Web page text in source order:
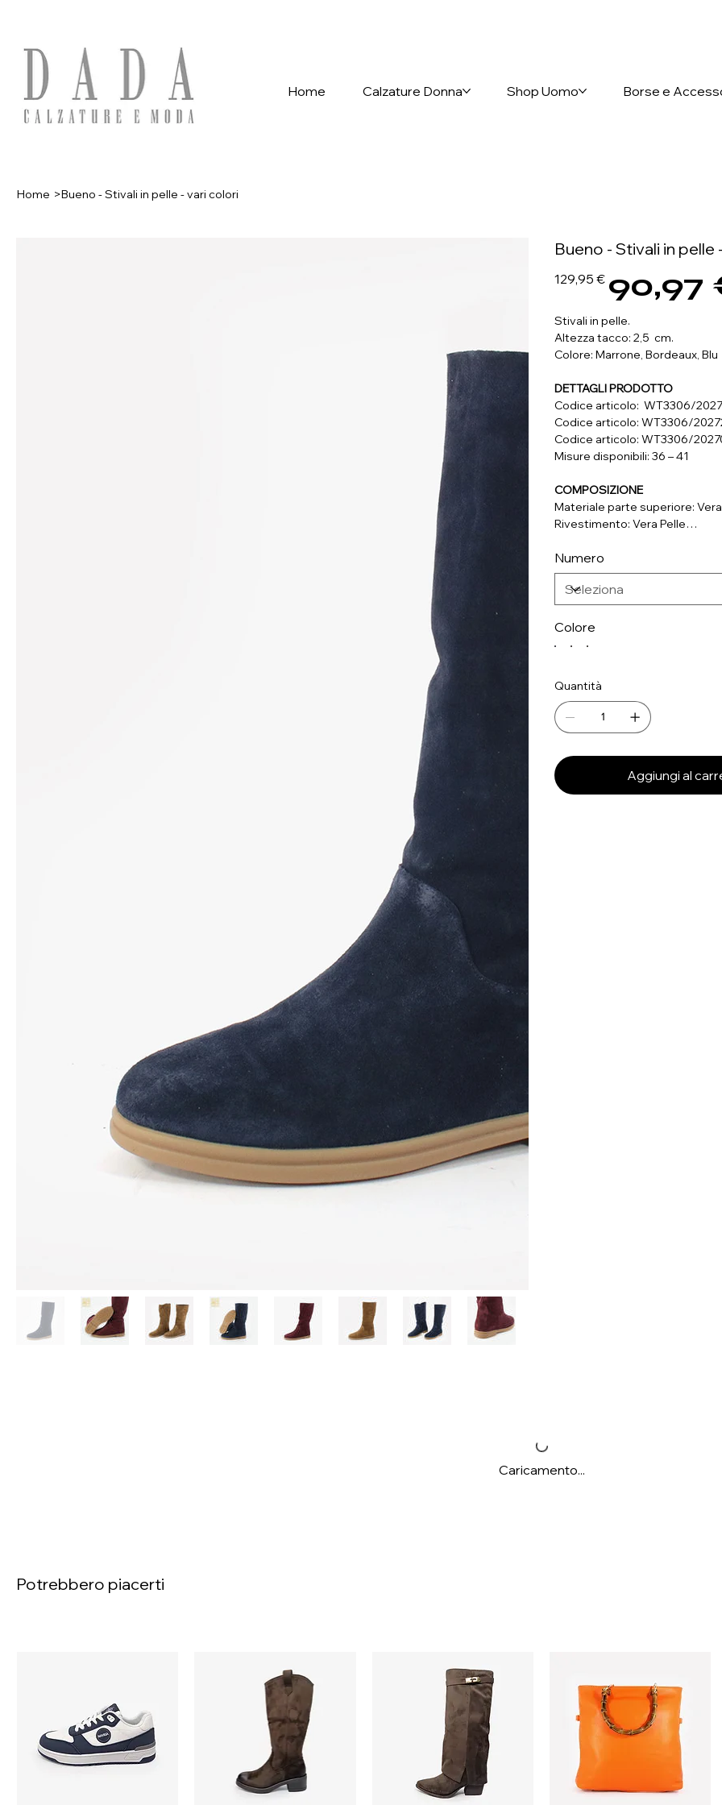
Home Calzature Donna Shop Uomo Borse e
Home >Bueno - Stivali in pelle - vari colori
Bueno - Stivali in pelle
Prezzo
originale
129,95 € scontato
90,97
Stivali in pelle.
Altezza tacco: 2,5 cm.
Colore: Marrone, Bordeaux, Blu
DETTAGLI PRODOTTO
Codice articolo: WT3306/
Codice articolo: WT3306/
Codice articolo: WT3306/
Misure disponibili: 36 – 41
COMPOSIZIONE
Materiale parte superiore:
Rivestimento: Vera Pelle
Suola: Materiale Sintetico
Numero
Colore
Quantità
Aggiungi al
Caricamento...
Potrebbero piacerti